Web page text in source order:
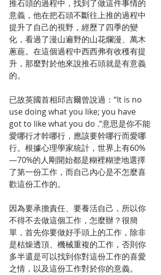
推石頭的過程中，找到了做這件事情的
意義，他在把石頭不斷往上推的過程中
提升了自己的視野，經歷了四季的變
化，看過了漫山遍野的山花爛漫、萬木
蔥蘢。在這個過程中西西弗有收穫有提
升，那麼對於他來說推石頭就是有意義
的。
已故英國首相邱吉爾曾說過：“It is no
use doing what you like; you have
got to like what you do .”意思是你不能
愛哪行才幹哪行，應該要幹哪行而愛哪
行。根據心理學家統計，世界上有60%
—70%的人剛開始都是糊裡糊塗地選擇
了第一份工作，而自己內心是不怎麼喜
歡這份工作的。
因為要承擔責任、要養活自己，所以你
不得不去做這個工作，怎麼辦？很簡
單，首先你要做好手頭上的工作，除非
是枯燥透頂、機械重複的工作，否則你
多半還是可以找到你對這份工作的喜愛
之情，以及這份工作對於你的意義。